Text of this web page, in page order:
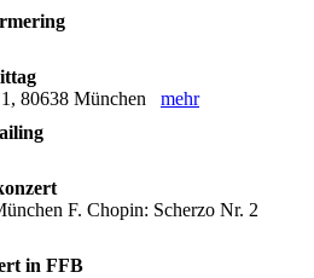
80638 München mehr
F. Chopin: Scherzo Nr. 2
in FFB